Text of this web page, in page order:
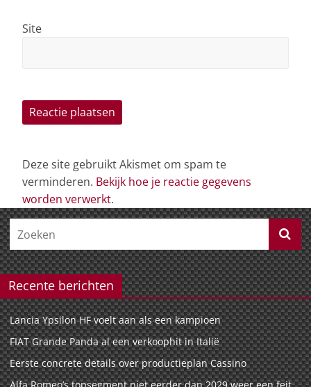
Site
Deze site gebruikt Akismet om spam te
verminderen. Bekijk hoe je reactie gegevens
worden verwerkt.
Recente berichten
Lancia Ypsilon HF voelt aan als een kampioen
FIAT Grande Panda al een verkoophit in Italië
Eerste concrete details over productieplan Cassino